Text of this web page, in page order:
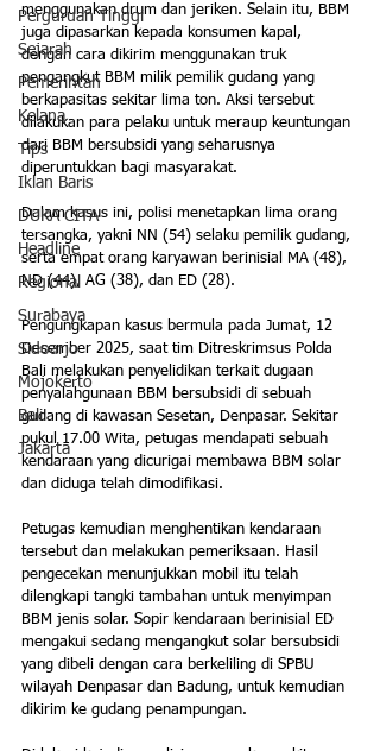
Perguruan Tinggi
Sejarah
Pemerintah
Kelana
Tips
Iklan Baris
DUKA CITA
Headline
Regional
Surabaya
Sidoarjo
Mojokerto
Bali
Jakarta
menggunakan drum dan jeriken. Selain itu, BBM
juga dipasarkan kepada konsumen kapal,
dengan cara dikirim menggunakan truk
pengangkut BBM milik pemilik gudang yang
berkapasitas sekitar lima ton. Aksi tersebut
dilakukan para pelaku untuk meraup keuntungan
dari BBM bersubsidi yang seharusnya
diperuntukkan bagi masyarakat.
Dalam kasus ini, polisi menetapkan lima orang
tersangka, yakni NN (54) selaku pemilik gudang,
serta empat orang karyawan berinisial MA (48),
ND (44), AG (38), dan ED (28).
Pengungkapan kasus bermula pada Jumat, 12
Desember 2025, saat tim Ditreskrimsus Polda
Bali melakukan penyelidikan terkait dugaan
penyalahgunaan BBM bersubsidi di sebuah
gudang di kawasan Sesetan, Denpasar. Sekitar
pukul 17.00 Wita, petugas mendapati sebuah
kendaraan yang dicurigai membawa BBM solar
dan diduga telah dimodifikasi.
Petugas kemudian menghentikan kendaraan
tersebut dan melakukan pemeriksaan. Hasil
pengecekan menunjukkan mobil itu telah
dilengkapi tangki tambahan untuk menyimpan
BBM jenis solar. Sopir kendaraan berinisial ED
mengakui sedang mengangkut solar bersubsidi
yang dibeli dengan cara berkeliling di SPBU
wilayah Denpasar dan Badung, untuk kemudian
dikirim ke gudang penampungan.